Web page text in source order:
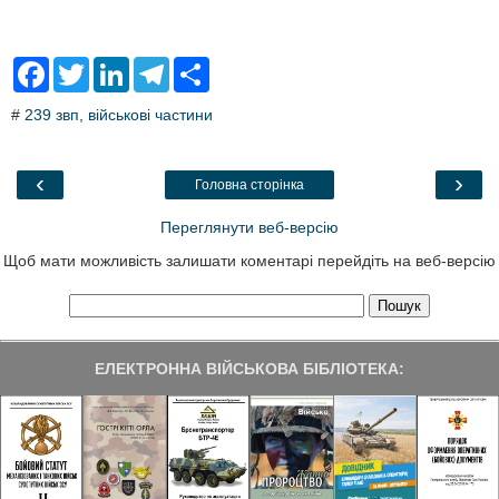
F
e
o
T
t
L
k
T
e
a
r
# 239 звп військові частини
‹ ›
Головна сторінка
Переглянути веб-версію
Щоб мати можливість залишати коментарі перейдіть на веб-версію
ЕЛЕКТРОННА ВІЙСЬКОВА БІБЛІОТЕКА: